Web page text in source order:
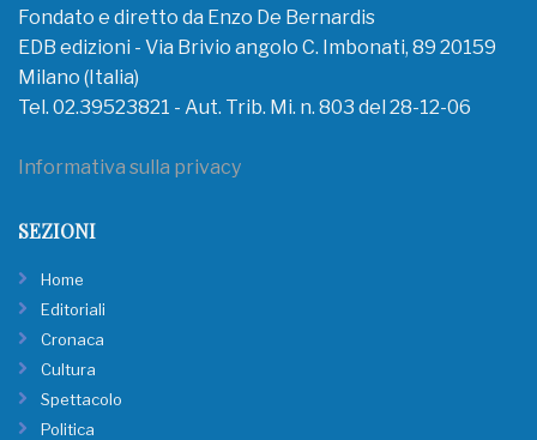
Fondato e diretto da Enzo De Bernardis
EDB edizioni - Via Brivio angolo C. Imbonati, 89 20159
Milano (Italia)
Tel. 02.39523821 - Aut. Trib. Mi. n. 803 del 28-12-06
Informativa sulla privacy
SEZIONI
Home
Editoriali
Cronaca
Cultura
Spettacolo
Politica